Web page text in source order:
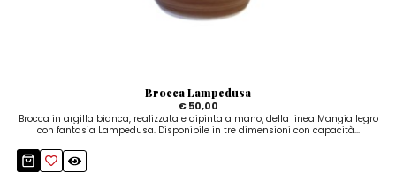
Brocca Lampedusa
€ 50,00
Brocca in argilla bianca, realizzata e dipinta a mano, della linea Mangiallegro
con fantasia Lampedusa. Disponibile in tre dimensioni con capacità...